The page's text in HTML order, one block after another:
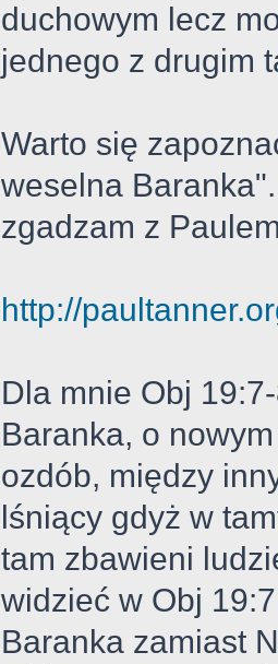
duchowym lecz
jednego z drugim
Warto się
weselna
zgadzam z
http://
Dla mnie Obj
Baranka, o
ozdób, między
lśniący gdyż w
tam zbawieni
widzieć w Obj
Baranka zamiast